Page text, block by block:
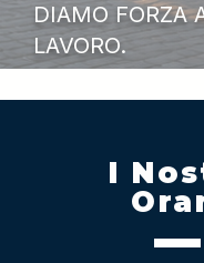
DIAMO FORZA
LAVORO.
I